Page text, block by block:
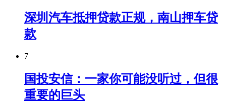
深圳汽车抵押贷款正规，南山押车贷
款
7
国投安信：一家你可能没听过，但很
重要的巨头